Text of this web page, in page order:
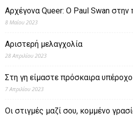
Αρχέγονα Queer: O Paul Swan
8 Μαΐου 2023
Αριστερή μελαγχολία
28 Απριλίου 2023
Στη γη είμαστε πρόσκαιρα
7 Απριλίου 2023
Οι στιγμές μαζί σου, κομμένο